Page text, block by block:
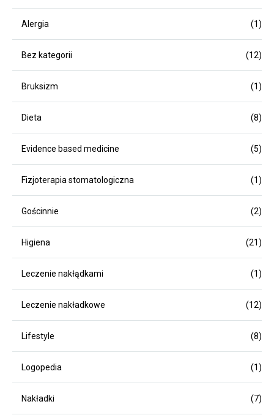
Alergia (1)
Bez kategorii (12)
Bruksizm (1)
Dieta (8)
Evidence based medicine (5)
Fizjoterapia stomatologiczna (1)
Gościnnie (2)
Higiena (21)
Leczenie nakłądkami (1)
Leczenie nakładkowe (12)
Lifestyle (8)
Logopedia (1)
Nakładki (7)